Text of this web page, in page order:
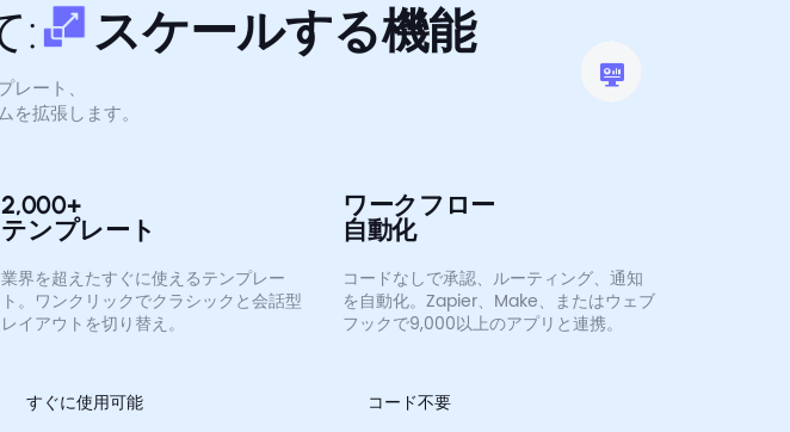
: スケールする機能
レート、
を拡張します。
2,000+
テンプレート
業界を超えたすぐに使えるテンプレー
ト。ワンクリックでクラシックと会話型
レイアウトを切り替え。
すぐに使用可能
ワークフロー
自動化
コードなしで承認、ルーティング、通知
を自動化。Zapier、Make、またはウェブ
フックで9,000以上のアプリと連携。
コード不要